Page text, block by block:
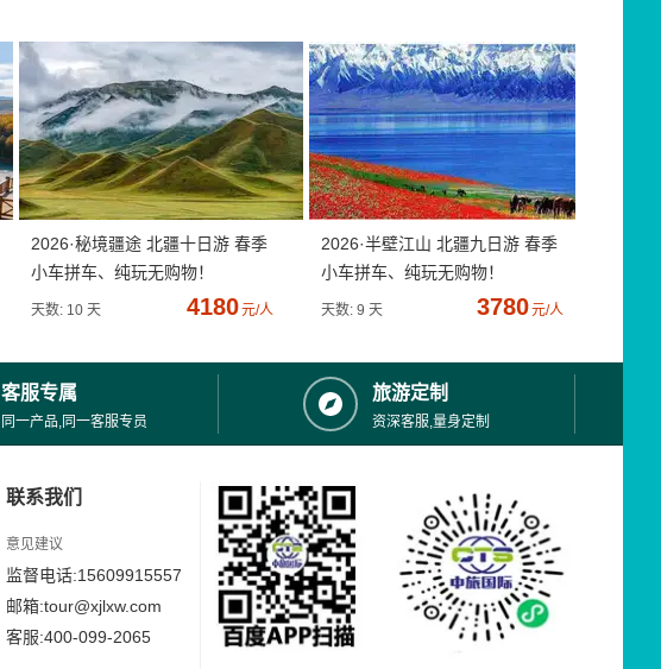
2026·秘境疆途 北疆十日游 春季
小车拼车、纯玩无购物！
天数: 10 天 4180元/人
2026·半壁江山 北疆九日游 春季
小车拼车、纯玩无购物！
天数: 9 天 3780元/人
客服专属
同一产品,同一客服专员
旅游定制
资深客服,量身定制
联系我们
意见建议
监督电话:15609915557
邮箱:tour@xjlxw.com
客服:400-099-2065